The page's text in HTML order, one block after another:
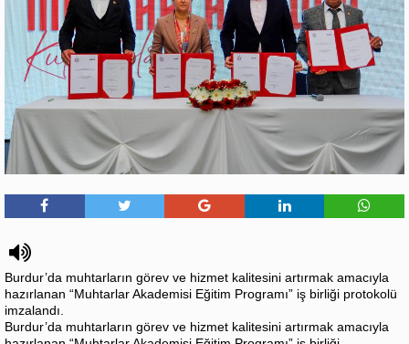
Burdur’da muhtarların görev ve hizmet kalitesini artırmak amacıyla
hazırlanan “Muhtarlar Akademisi Eğitim Programı” iş birliği protokolü
imzalandı.
Burdur’da muhtarların görev ve hizmet kalitesini artırmak amacıyla